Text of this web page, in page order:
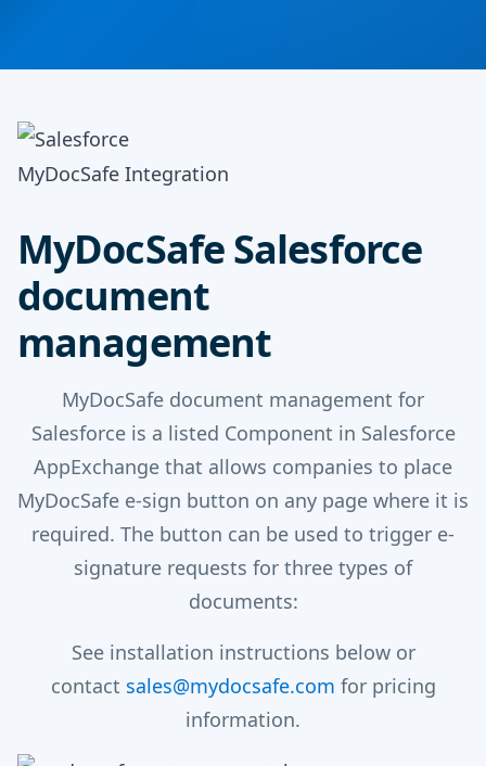
MyDocSafe Integration
MyDocSafe Salesforce
document
management
MyDocSafe document management for
Salesforce is a listed Component in Salesforce
AppExchange that allows companies to place
MyDocSafe e-sign button on any page where it is
required. The button can be used to trigger e-
signature requests for three types of
documents:
See installation instructions below or
contact sales@mydocsafe.com for pricing
information.